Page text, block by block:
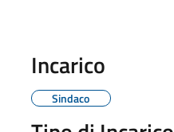
Incarico
Sindaco